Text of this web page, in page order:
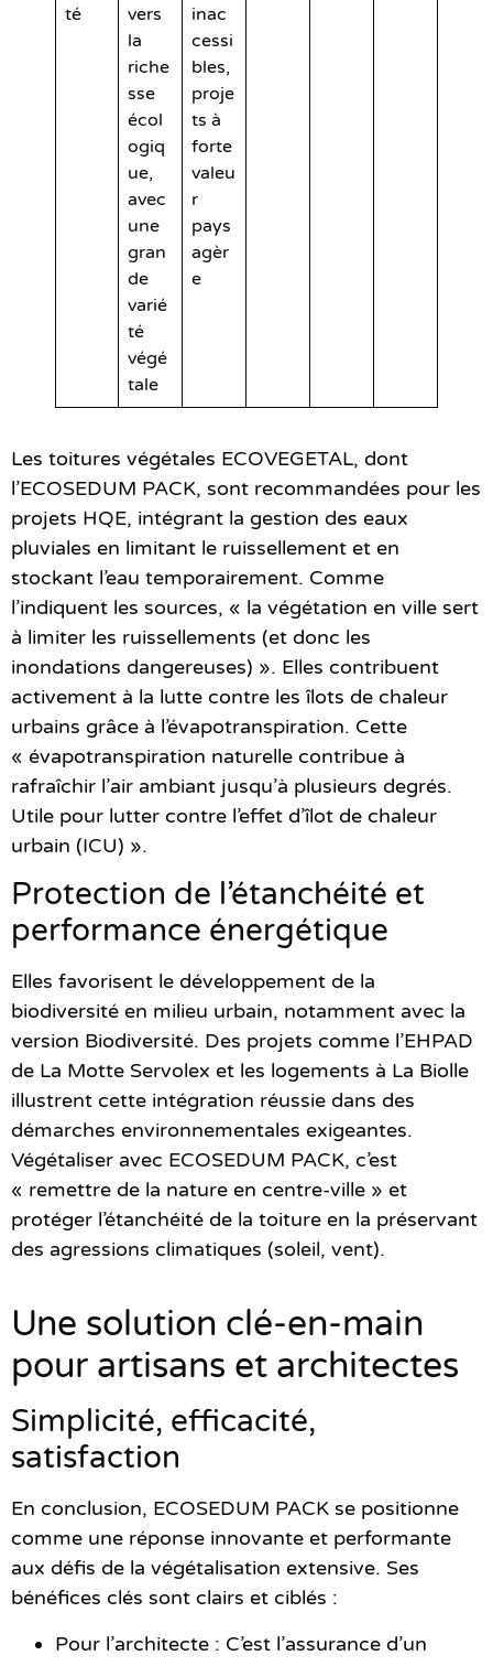
té
vers
la
riche
sse
écol
ogiq
ue,
avec
une
gran
de
varié
té
végé
tale
inac
cessi
bles,
proje
ts à
forte
valeu
r
pays
agèr
e
Les toitures végétales ECOVEGETAL, dont
l’ECOSEDUM PACK, sont recommandées pour les
projets HQE, intégrant la gestion des eaux
pluviales en limitant le ruissellement et en
stockant l’eau temporairement. Comme
l’indiquent les sources, « la végétation en ville sert
à limiter les ruissellements (et donc les
inondations dangereuses) ». Elles contribuent
activement à la lutte contre les îlots de chaleur
urbains grâce à l’évapotranspiration. Cette
« évapotranspiration naturelle contribue à
rafraîchir l’air ambiant jusqu’à plusieurs degrés.
Utile pour lutter contre l’effet d’îlot de chaleur
urbain (ICU) ».
Protection de l’étanchéité et
performance énergétique
Elles favorisent le développement de la
biodiversité en milieu urbain, notamment avec la
version Biodiversité. Des projets comme l’EHPAD
de La Motte Servolex et les logements à La Biolle
illustrent cette intégration réussie dans des
démarches environnementales exigeantes.
Végétaliser avec ECOSEDUM PACK, c’est
« remettre de la nature en centre-ville » et
protéger l’étanchéité de la toiture en la préservant
des agressions climatiques (soleil, vent).
Une solution clé-en-main
pour artisans et architectes
Simplicité, efficacité,
satisfaction
En conclusion, ECOSEDUM PACK se positionne
comme une réponse innovante et performante
aux défis de la végétalisation extensive. Ses
bénéfices clés sont clairs et ciblés :
Pour l’architecte : C’est l’assurance d’un